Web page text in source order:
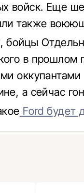
войск. Еще
также
бойцы
в прошлом
а сейчас
Ford будет